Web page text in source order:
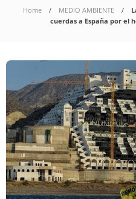
Home MEDIO AMBIENTE
cuerdas a España por el